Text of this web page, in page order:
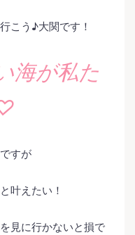
こう♪大関です！
海が私た
すが
叶えたい！
見に行かないと損で